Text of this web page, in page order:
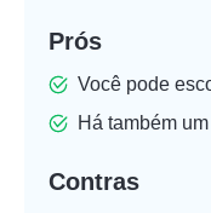
Prós
Você pode
Há também
Contras